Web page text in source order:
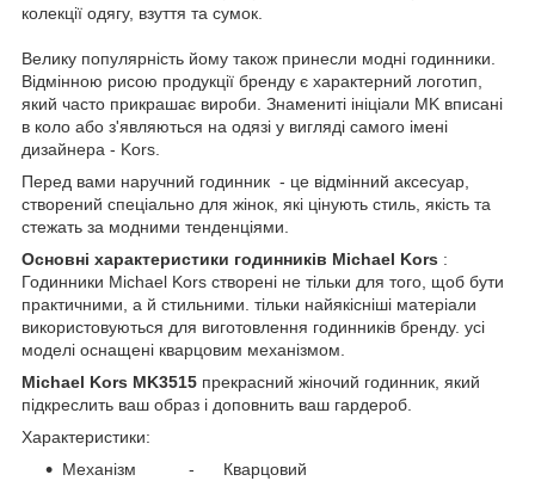
колекції одягу, взуття та сумок.
Велику популярність йому також принесли модні годинники.
Відмінною рисою продукції бренду є характерний логотип,
який часто прикрашає вироби. Знамениті ініціали MK вписані
в коло або з'являються на одязі у вигляді самого імені
дизайнера - Kors.
Перед вами наручний годинник - це відмінний аксесуар,
створений спеціально для жінок, які цінують стиль, якість та
стежать за модними тенденціями.
Основні характеристики годинників Michael Kors :
Годинники Michael Kors створені не тільки для того, щоб бути
практичними, а й стильними. тільки найякісніші матеріали
використовуються для виготовлення годинників бренду. усі
моделі оснащені кварцовим механізмом.
Michael Kors MK3515 прекрасний жіночий годинник, який
підкреслить ваш образ і доповнить ваш гардероб.
Характеристики:
Механізм - Кварцовий